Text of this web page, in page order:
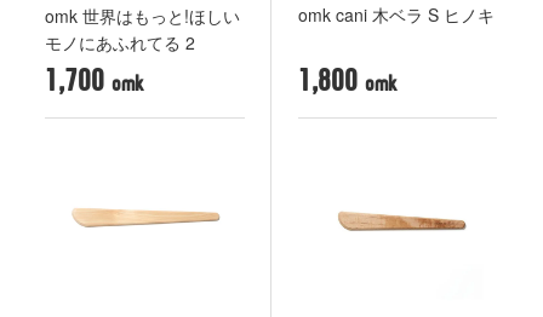
omk 世界はもっと!ほしい
モノにあふれてる 2
1,700
omk cani 木ベラ S ヒノキ
1,800